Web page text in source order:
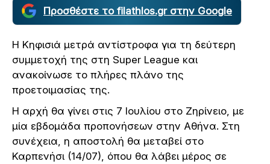
Προσθέστε το filathlos.gr στην Google
Η Κηφισιά μετρά αντίστροφα για τη δεύτερη
συμμετοχή της στη Super League και
ανακοίνωσε το πλήρες πλάνο της
προετοιμασίας της.
Η αρχή θα γίνει στις 7 Ιουλίου στο Ζηρίνειο, με
μία εβδομάδα προπονήσεων στην Αθήνα. Στη
συνέχεια, η αποστολή θα μεταβεί στο
Καρπενήσι (14/07), όπου θα λάβει μέρος σε